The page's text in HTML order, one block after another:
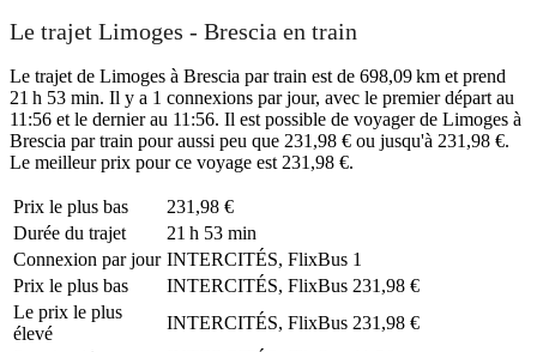
Le trajet Limoges - Brescia en train
Le trajet de Limoges à Brescia par train est de 698,09 km et prend
21 h 53 min. Il y a 1 connexions par jour, avec le premier départ au
11:56 et le dernier au 11:56. Il est possible de voyager de Limoges à
Brescia par train pour aussi peu que 231,98 € ou jusqu'à 231,98 €.
Le meilleur prix pour ce voyage est 231,98 €.
Prix ​​le plus bas
231,98 €
Durée du trajet
21 h 53 min
Connexion par jour INTERCITÉS, FlixBus 1
Prix ​​le plus bas
INTERCITÉS, FlixBus 231,98 €
Le prix le plus
élevé
INTERCITÉS, FlixBus 231,98 €